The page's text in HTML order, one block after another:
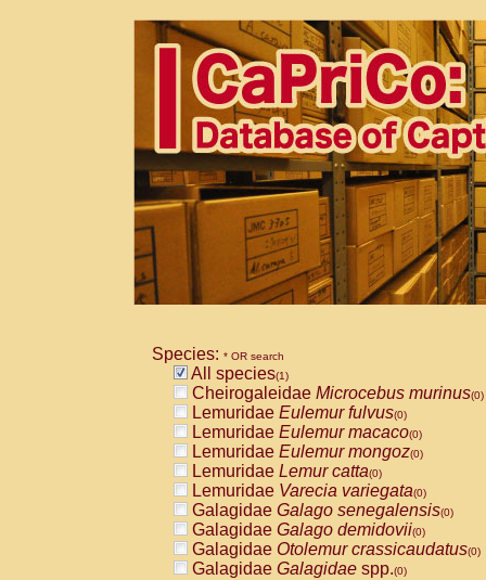
Species: * OR search
All species(1)
Cheirogaleidae Microcebus murinus(0)
Lemuridae Eulemur fulvus(0)
Lemuridae Eulemur macaco(0)
Lemuridae Eulemur mongoz(0)
Lemuridae Lemur catta(0)
Lemuridae Varecia variegata(0)
Galagidae Galago senegalensis(0)
Galagidae Galago demidovii(0)
Galagidae Otolemur crassicaudatus(0)
Galagidae Galagidae spp.(0)